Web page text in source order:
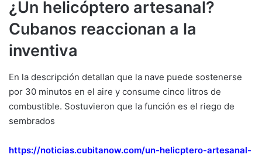
¿Un helicóptero artesanal?
Cubanos reaccionan a la
inventiva
En la descripción detallan que la nave puede sostenerse
por 30 minutos en el aire y consume cinco litros de
combustible. Sostuvieron que la función es el riego de
sembrados
https://noticias.cubitanow.com/un-helicptero-artesanal-